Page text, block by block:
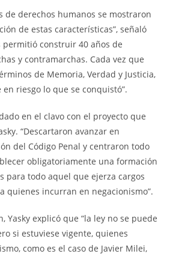
de derechos humanos se mostraron
de estas características”, señaló
permitió construir 40 años de
y contramarchas. Cada vez que
de Memoria, Verdad y Justicia,
riesgo lo que se conquistó”.
en el clavo con el proyecto que
“Descartaron avanzar en
del Código Penal y centraron todo
obligatoriamente una formación
para todo aquel que ejerza cargos
quienes incurran en negacionismo”.
Yasky explicó que “la ley no se puede
si estuviese vigente, quienes
como es el caso de Javier Milei,